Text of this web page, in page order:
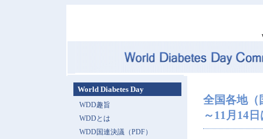
全国各地（
～11月14
World Diabetes Day
WDD趣旨
WDDとは
WDD国連決議（PDF）